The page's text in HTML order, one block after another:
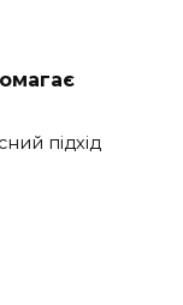
підхід